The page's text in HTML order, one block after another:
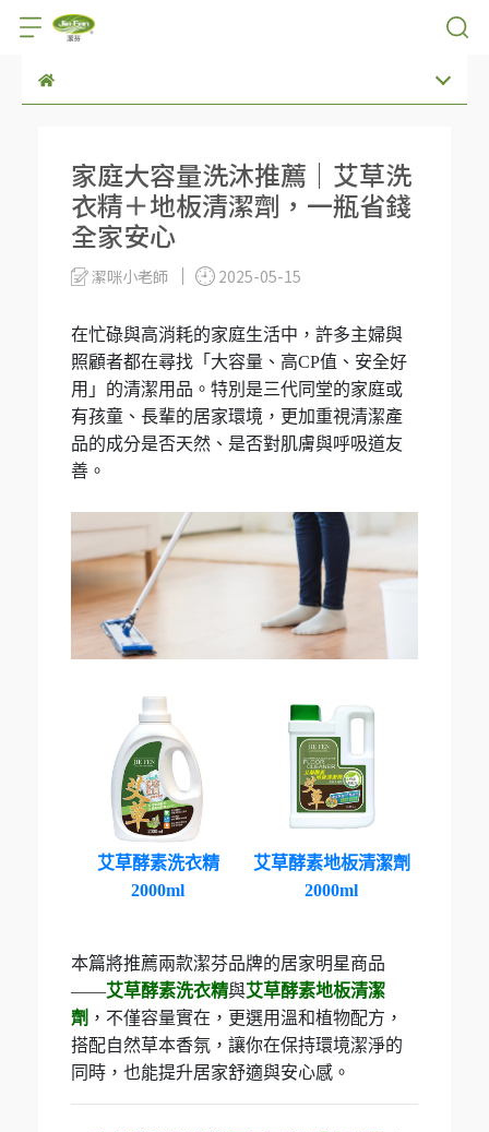
家庭大容量洗沐推薦｜艾草洗
衣精＋地板清潔劑，一瓶省錢
全家安心
潔咪小老師 2025-05-15
在忙碌與高消耗的家庭生活中，許多主婦與
照顧者都在尋找「大容量、高CP值、安全好
用」的清潔用品。特別是三代同堂的家庭或
有孩童、長輩的居家環境，更加重視清潔產
品的成分是否天然、是否對肌膚與呼吸道友
善。
艾草酵素洗衣精
2000ml
艾草酵素地板清潔劑
2000ml
本篇將推薦兩款潔芬品牌的居家明星商品
——艾草酵素洗衣精與艾草酵素地板清潔
劑 ，不僅容量實在，更選用溫和植物配方，
搭配自然草本香氛，讓你在保持環境潔淨的
同時，也能提升居家舒適與安心感。